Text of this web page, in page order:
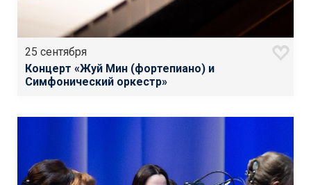
25 сентября
Концерт «Жуй Мин (фортепиано) и
Симфонический оркестр»